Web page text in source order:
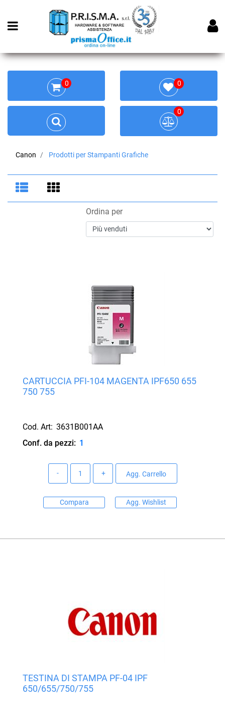
Open menu
0 0
0
Canon Prodotti per Stampanti Grafiche
Ordina per
CARTUCCIA PFI-104 MAGENTA IPF650 655
750 755
Cod. Art: 3631B001AA
Conf. da pezzi: 1
Agg. Carrello
Compara Agg. Wishlist
TESTINA DI STAMPA PF-04 IPF
650/655/750/755